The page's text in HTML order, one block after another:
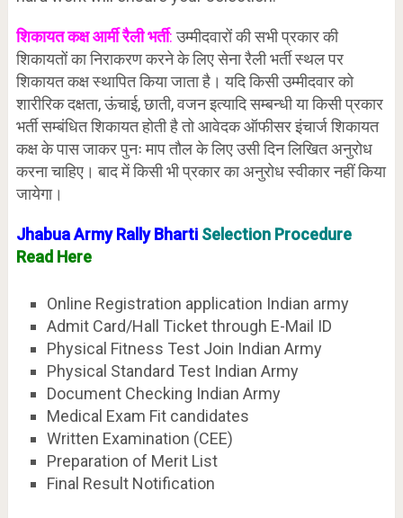
शिकायत कक्ष आर्मी रैली भर्ती:उम्मीदवारों की सभी प्रकार की
शिकायतों का निराकरण करने के लिए सेना रैली भर्ती स्थल पर
शिकायत कक्ष स्थापित किया जाता है। यदि किसी उम्मीदवार को
शारीरिक दक्षता, ऊंचाई, छाती, वजन इत्यादि सम्बन्धी या किसी प्रकार
भर्ती सम्बंधित शिकायत होती है तो आवेदक ऑफीसर इंचार्ज शिकायत
कक्ष के पास जाकर पुनः माप तौल के लिए उसी दिन लिखित अनुरोध
करना चाहिए। बाद में किसी भी प्रकार का अनुरोध स्वीकार नहीं किया
जायेगा।
Jhabua Army Rally Bharti Selection Procedure
Read Here
Online Registration application Indian army
Admit Card/Hall Ticket through E-Mail ID
Physical Fitness Test Join Indian Army
Physical Standard Test Indian Army
Document Checking Indian Army
Medical Exam Fit candidates
Written Examination (CEE)
Preparation of Merit List
Final Result Notification